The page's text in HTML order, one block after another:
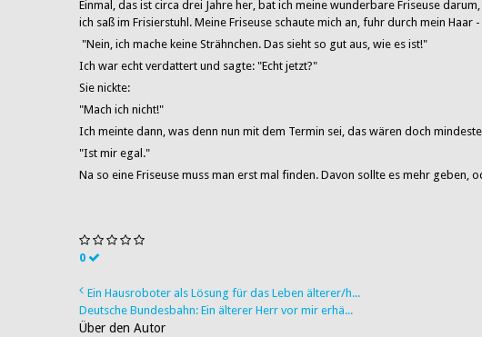
Einmal, das ist circa drei Jahre her, bat ich meine wunderbare Friseuse
ich saß im Frisierstuhl. Meine Friseuse schaute mich an, fuhr durch mein
"Nein, ich mache keine Strähnchen. Das sieht so gut aus, wie es ist!"
Ich war echt verdattert und sagte: "Echt jetzt?"
Sie nickte:
"Mach ich nicht!"
Ich meinte dann, was denn nun mit dem Termin sei, das wären doch
"Ist mir egal."
Na so eine Friseuse muss man erst mal finden. Davon sollte es mehr geben,
0
Ein Hausroboter als Lösung für das Leben älterer/h...
Deutsche Bundesbahn: Ein älterer Herr vor mir erhä...
Über den Autor